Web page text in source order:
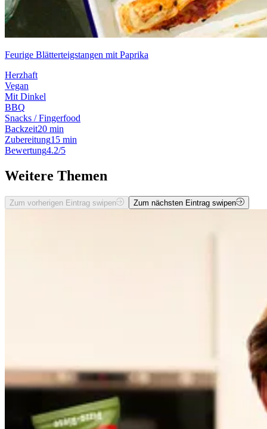
Feurige Blätterteigstangen mit Paprika
Herzhaft
Vegan
Mit Dinkel
BBQ
Snacks / Fingerfood
Backzeit20 min
Zubereitung15 min
Bewertung4.2/5
Weitere Themen
Zum vorherigen Eintrag swipen Zum nächsten Eintrag swipen